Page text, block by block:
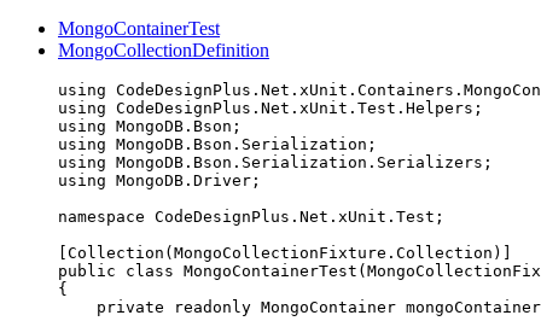
MongoContainerTest
MongoCollectionDefinition
using CodeDesignPlus . Net . xUnit . Containers .
using CodeDesignPlus . Net . xUnit . Test . Helpers ;
using MongoDB . Bson ;
using MongoDB . Bson . Serialization ;
using MongoDB . Bson . Serialization . Serializers ;
using MongoDB . Driver ;
namespace CodeDesignPlus . Net . xUnit . Test ;
[Collection( MongoCollectionFixture . Collection )]
public
class MongoContainerTest
{
private
readonly MongoContainer